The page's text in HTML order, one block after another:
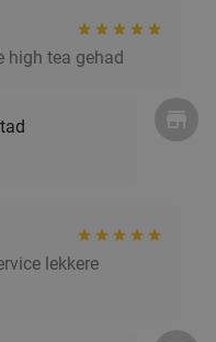
high tea gehad
lekkere